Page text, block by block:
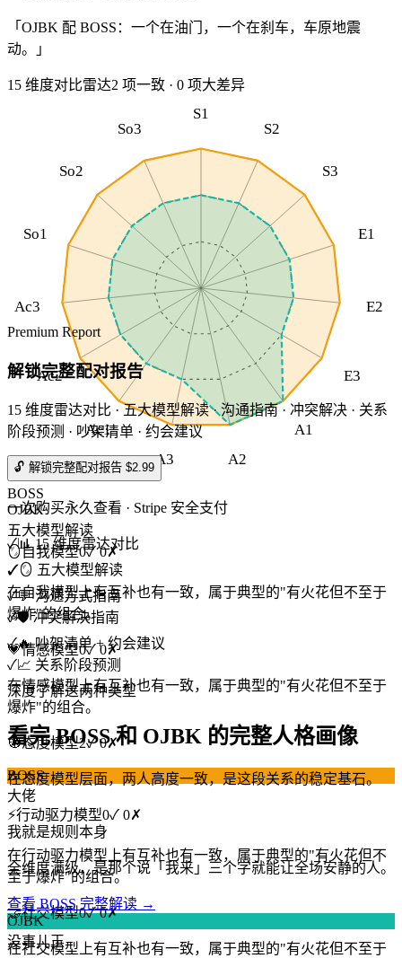
「OJBK 配 BOSS：一个在油门，一个在刹车，车原地震
动。」
15 维度对比雷达2 项一致 · 0 项大差异
S1
S2
S3
E1
E2
E3
A1
A2
A3
Ac1
Ac2
Ac3
So1
So2
So3
BOSS
OJBK
五大模型解读
🪞自我模型0✓0✗
在自我模型上有互补也有一致，属于典型的"有火花但不至于
爆炸"的组合。
💗情感模型0✓ 0✗
在情感模型上有互补也有一致，属于典型的"有火花但不至于
爆炸"的组合。
🧭态度模型2✓0✗
在态度模型层面，两人高度一致，是这段关系的稳定基石。
⚡行动驱力模型0✓ 0✗
在行动驱力模型上有互补也有一致，属于典型的"有火花但不
至于爆炸"的组合。
🤝社交模型0✓0✗
在社交模型上有互补也有一致，属于典型的"有火花但不至于
Premium Report
解锁完整配对报告
15 维度雷达对比 · 五大模型解读 · 沟通指南 · 冲突解决 · 关系
阶段预测 · 吵架清单 · 约会建议
🔓 解锁完整配对报告 $2.99
一次购买永久查看 · Stripe 安全支付
✓📊 15 维度雷达对比
✓🪞 五大模型解读
✓💬 沟通方式指南
✓🛡️ 冲突解决指南
✓🔥 吵架清单 + 约会建议
✓📈 关系阶段预测
深度了解这两种类型
看完 BOSS 和 OJBK 的完整人格画像
BOSS
大佬
我就是规则本身
全维度满级，是那个说「我来」三个字就能让全场安静的人。
查看 BOSS 完整解读 →
OJBK
没事儿王